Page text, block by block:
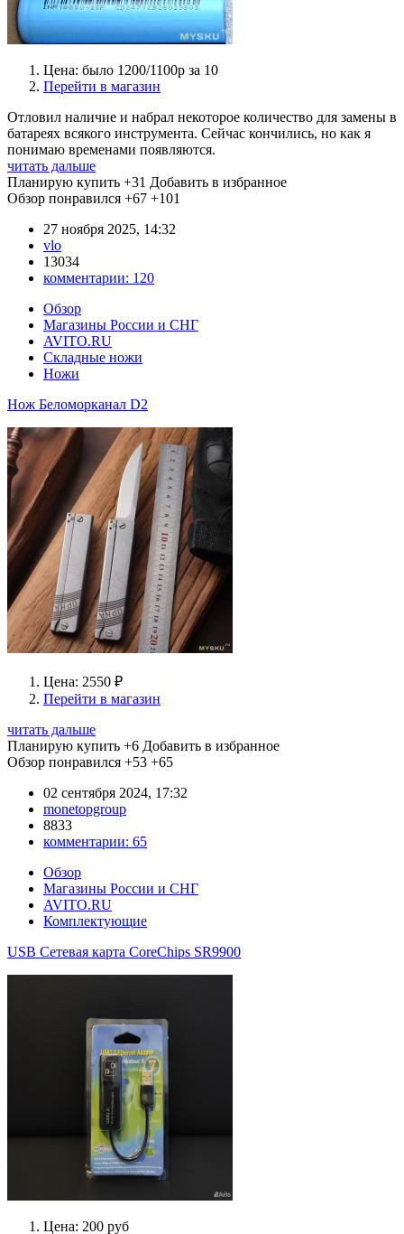
Цена: было 1200/1100р за 10
Перейти в магазин
Отловил наличие и набрал некоторое количество для замены в
батареях всякого инструмента. Сейчас кончились, но как я
понимаю временами появляются.
читать дальше
Планирую купить +31 Добавить в избранное
Обзор понравился +67 +101
27 ноября 2025, 14:32
vlo
13034
комментарии: 120
Обзор
Магазины России и СНГ
AVITO.RU
Складные ножи
Ножи
Нож Беломорканал D2
Цена: 2550 ₽
Перейти в магазин
читать дальше
Планирую купить +6 Добавить в избранное
Обзор понравился +53 +65
02 сентября 2024, 17:32
monetopgroup
8833
комментарии: 65
Обзор
Магазины России и СНГ
AVITO.RU
Комплектующие
USB Сетевая карта CoreChips SR9900
Цена: 200 руб